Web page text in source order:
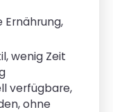
Ernährung,
wenig Zeit
verfügbare,
ohne